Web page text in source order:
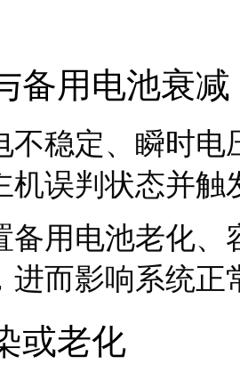
备用电池衰减
不稳定、瞬时
机误判状态并触
备用电池老化
进而影响系统正
或老化